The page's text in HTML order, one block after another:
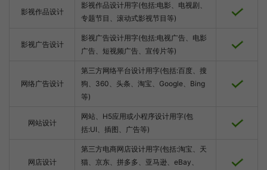
影视作品设计
影视作品设计用字(包括:电影、电视剧、
专题节目、滚动式影视节目等)
影视广告设计
影视广告设计用字(包括:电视广告、电影
广告、短视频广告、宣传片等)
网络广告设计
第三方网络平台设计用字(包括:百度、搜
狗、360、头条、淘宝、Google、Bing
等)
网站设计
网站、H5应用或小程序设计用字(包
括:UI、插图、广告等)
网店设计
第三方电商网店设计用字(包括:淘宝、天
猫、京东、拼多多、亚马逊、eBay、